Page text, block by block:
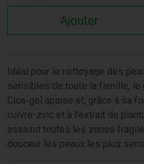
Ajouter
Idéal pour le nettoyage des
sensibles de toute la famille, le
Cica-gel apaise et, grâce à sa
cuivre-zinc et à l'extrait de
assainit toutes les zones
douceur les peaux les plus